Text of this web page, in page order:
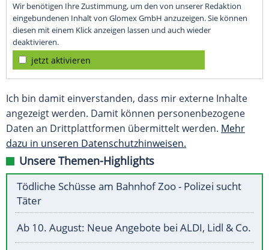
Wir benötigen Ihre Zustimmung, um den von unserer Redaktion
eingebundenen Inhalt von Glomex GmbH anzuzeigen. Sie können
diesen mit einem Klick anzeigen lassen und auch wieder
deaktivieren.
jetzt aktivieren
Ich bin damit einverstanden, dass mir externe Inhalte
angezeigt werden. Damit können personenbezogene
Daten an Drittplattformen übermittelt werden. Mehr
dazu in unseren Datenschutzhinweisen.
Unsere Themen-Highlights
Tödliche Schüsse am Bahnhof Zoo - Polizei sucht
Täter
Ab 10. August: Neue Angebote bei ALDI, Lidl & Co.